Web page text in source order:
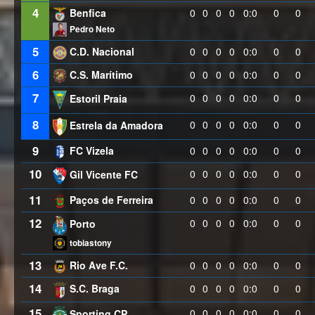
4 Benfica
Pedro Neto
0 0 0 0 0:0 0 0
5 C.D. Nacional 0 0 0 0 0:0 0 0
6 C.S. Marítimo 0 0 0 0 0:0 0 0
7 Estoril Praia 0 0 0 0 0:0 0 0
8 Estrela da Amadora 0 0 0 0 0:0 0 0
9 FC Vizela 0 0 0 0 0:0 0 0
10 Gil Vicente FC 0 0 0 0 0:0 0 0
11 Paços de Ferreira 0 0 0 0 0:0 0 0
12 Porto
tobiastony
0 0 0 0 0:0 0 0
13 Rio Ave F.C. 0 0 0 0 0:0 0 0
14 S.C. Braga 0 0 0 0 0:0 0 0